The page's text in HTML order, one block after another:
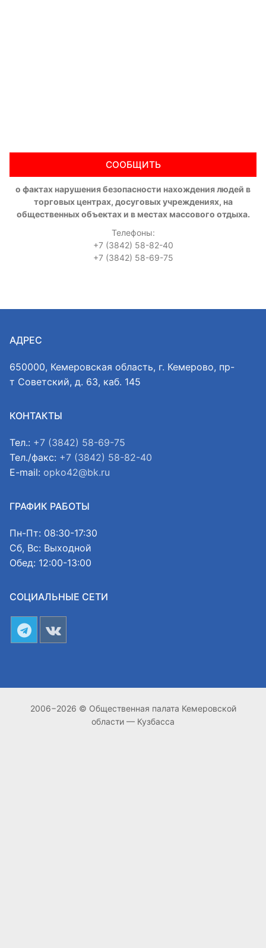
СООБЩИТЬ
о фактах нарушения безопасности нахождения людей в
торговых центрах, досуговых учреждениях, на
общественных объектах и в местах массового отдыха.
Телефоны:
+7 (3842) 58-82-40
+7 (3842) 58-69-75
АДРЕС
650000, Кемеровская область, г. Кемерово, пр-
т Советский, д. 63, каб. 145
КОНТАКТЫ
Тел.: +7 (3842) 58-69-75
Тел./факс: +7 (3842) 58-82-40
E-mail: opko42@bk.ru
ГРАФИК РАБОТЫ
Пн-Пт: 08:30-17:30
Сб, Вс: Выходной
Обед: 12:00-13:00
СОЦИАЛЬНЫЕ СЕТИ
2006−2026 © Общественная палата Кемеровской
области — Кузбасса